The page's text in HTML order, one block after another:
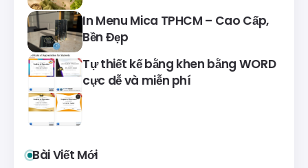
In Menu Mica TPHCM – Cao Cấp,
Bền Đẹp
Tự thiết kế bằng khen bằng WORD
cực dễ và miễn phí
Bài Viết Mới